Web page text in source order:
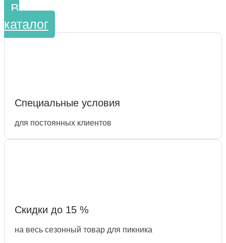
В
каталог
Специальные условия
для постоянных клиентов
Скидки до 15 %
на весь сезонный товар для пикника